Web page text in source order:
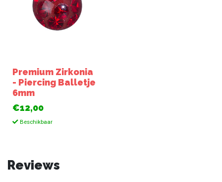
Premium Zirkonia
- Piercing Balletje
6mm
€12,00
Beschikbaar
Reviews